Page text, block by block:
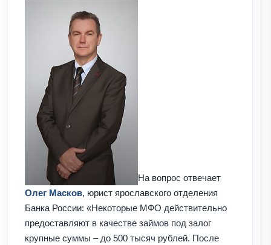
На вопрос отвечает
Олег Масков, юрист ярославского отделения
Банка России: «Некоторые МФО действительно
предоставляют в качестве займов под залог
крупные суммы – до 500 тысяч рублей. После